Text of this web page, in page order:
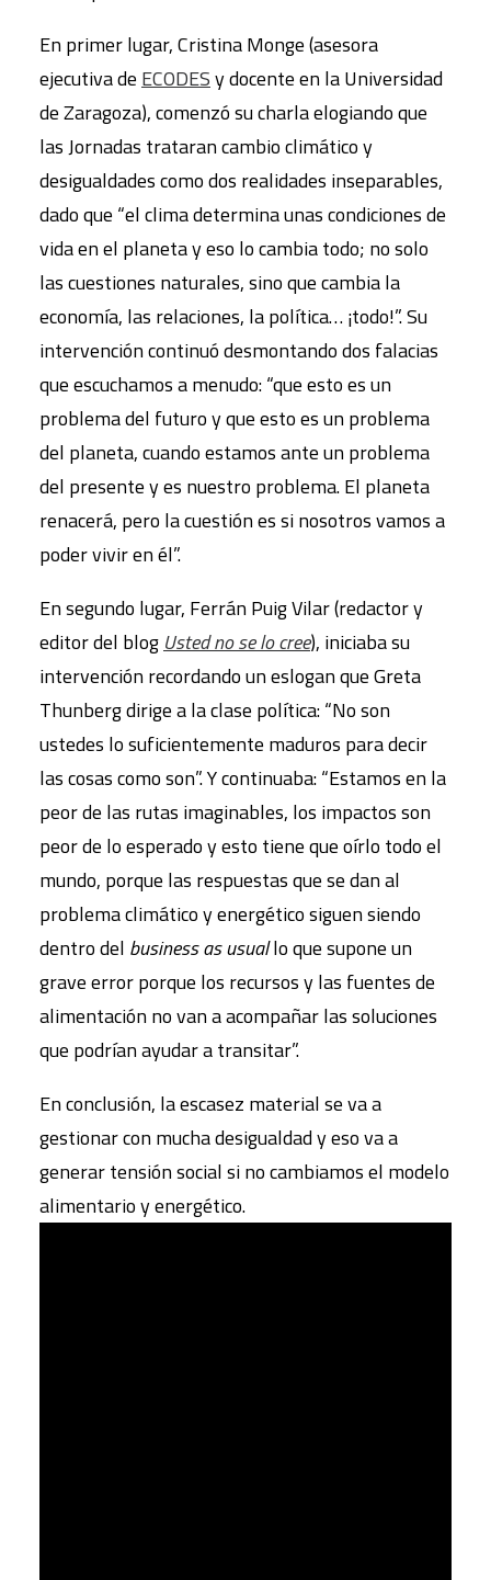
En primer lugar, Cristina Monge (asesora
ejecutiva de ECODESy docente en la Universidad
de Zaragoza), comenzó su charla elogiando que
las Jornadas trataran cambio climático y
desigualdades como dos realidades inseparables,
dado que “el clima determina unas condiciones de
vida en el planeta y eso lo cambia todo; no solo
las cuestiones naturales, sino que cambia la
economía, las relaciones, la política… ¡todo!”. Su
intervención continuó desmontando dos falacias
que escuchamos a menudo: “que esto es un
problema del futuro y que esto es un problema
del planeta, cuando estamos ante un problema
del presente y es nuestro problema. El planeta
renacerá, pero la cuestión es si nosotros vamos a
poder vivir en él”.
En segundo lugar, Ferrán Puig Vilar (redactor y
editor del blog Usted no se lo cree), iniciaba su
intervención recordando un eslogan que Greta
Thunberg dirige a la clase política: “No son
ustedes lo suficientemente maduros para decir
las cosas como son”. Y continuaba: “Estamos en la
peor de las rutas imaginables, los impactos son
peor de lo esperado y esto tiene que oírlo todo el
mundo, porque las respuestas que se dan al
problema climático y energético siguen siendo
dentro del business as usuallo que supone un
grave error porque los recursos y las fuentes de
alimentación no van a acompañar las soluciones
que podrían ayudar a transitar”.
En conclusión, la escasez material se va a
gestionar con mucha desigualdad y eso va a
generar tensión social si no cambiamos el modelo
alimentario y energético.